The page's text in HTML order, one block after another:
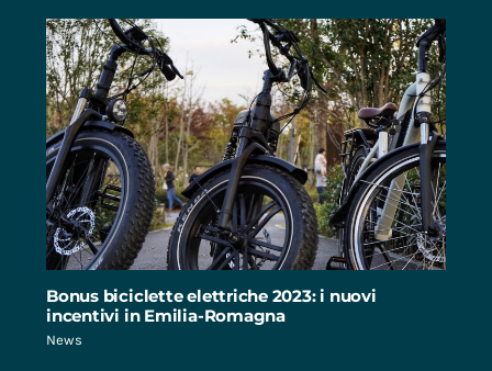
Bonus biciclette elettriche 2023: i nuovi
incentivi in Emilia-Romagna
News